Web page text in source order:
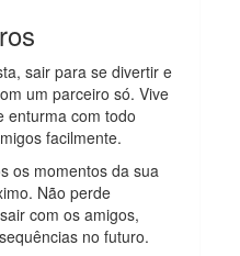
sair para se divertir e
um parceiro só. Vive
enturma com todo
facilmente.
os momentos da sua
Não perde
com os amigos,
no futuro.